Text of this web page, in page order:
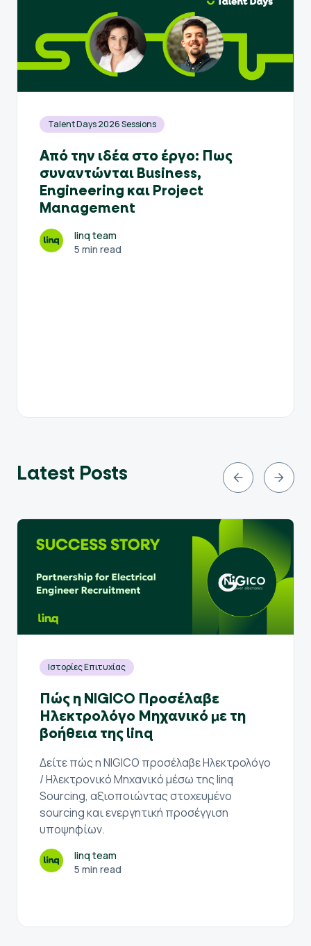
Talent Days 2026 Sessions
Από την ιδέα στο έργο: Πως
συναντώνται Business,
Engineering και Project
Management
linq team
5 min read
Latest Posts
Ιστορίες Επιτυχίας
Πώς η NIGICO Προσέλαβε
Ηλεκτρολόγο Μηχανικό με τη
βοήθεια της linq
Δείτε πώς η NIGICO προσέλαβε Ηλεκτρολόγο
/ Ηλεκτρονικό Μηχανικό μέσω της linq
Sourcing, αξιοποιώντας στοχευμένο
sourcing και ενεργητική προσέγγιση
υποψηφίων.
linq team
5 min read